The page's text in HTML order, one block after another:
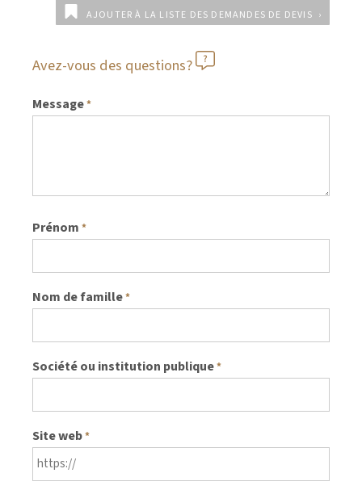
AJOUTER À LA LISTE DES DEMANDES DE DEVIS
Avez-vous des questions?
Message*
Prénom *
Nom de famille*
Société ou institution publique*
Site web*